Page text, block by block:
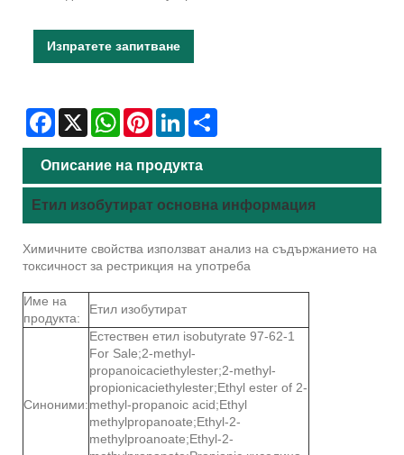
Изпратете запитване
Facebook
X WhatsAppPinterestLinkedIn
Описание на продукта
Етил изобутират основна информация
Химичните свойства използват анализ на съдържанието на
токсичност за рестрикция на употреба
Име на
продукта:
Етил изобутират
Синоними:
Естествен етил isobutyrate 97-62-1
For Sale;2-methyl-
propanoicaciethylester;2-methyl-
propionicaciethylester;Ethyl ester of 2-
methyl-propanoic acid;Ethyl
methylpropanoate;Ethyl-2-
methylproanoate;Ethyl-2-